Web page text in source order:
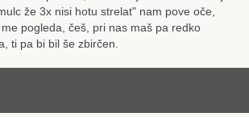
že 3x nisi hotu strelat" nam pove oče,
pogleda, češ, pri nas maš pa redko
ti pa bi bil še zbirčen.
dalje